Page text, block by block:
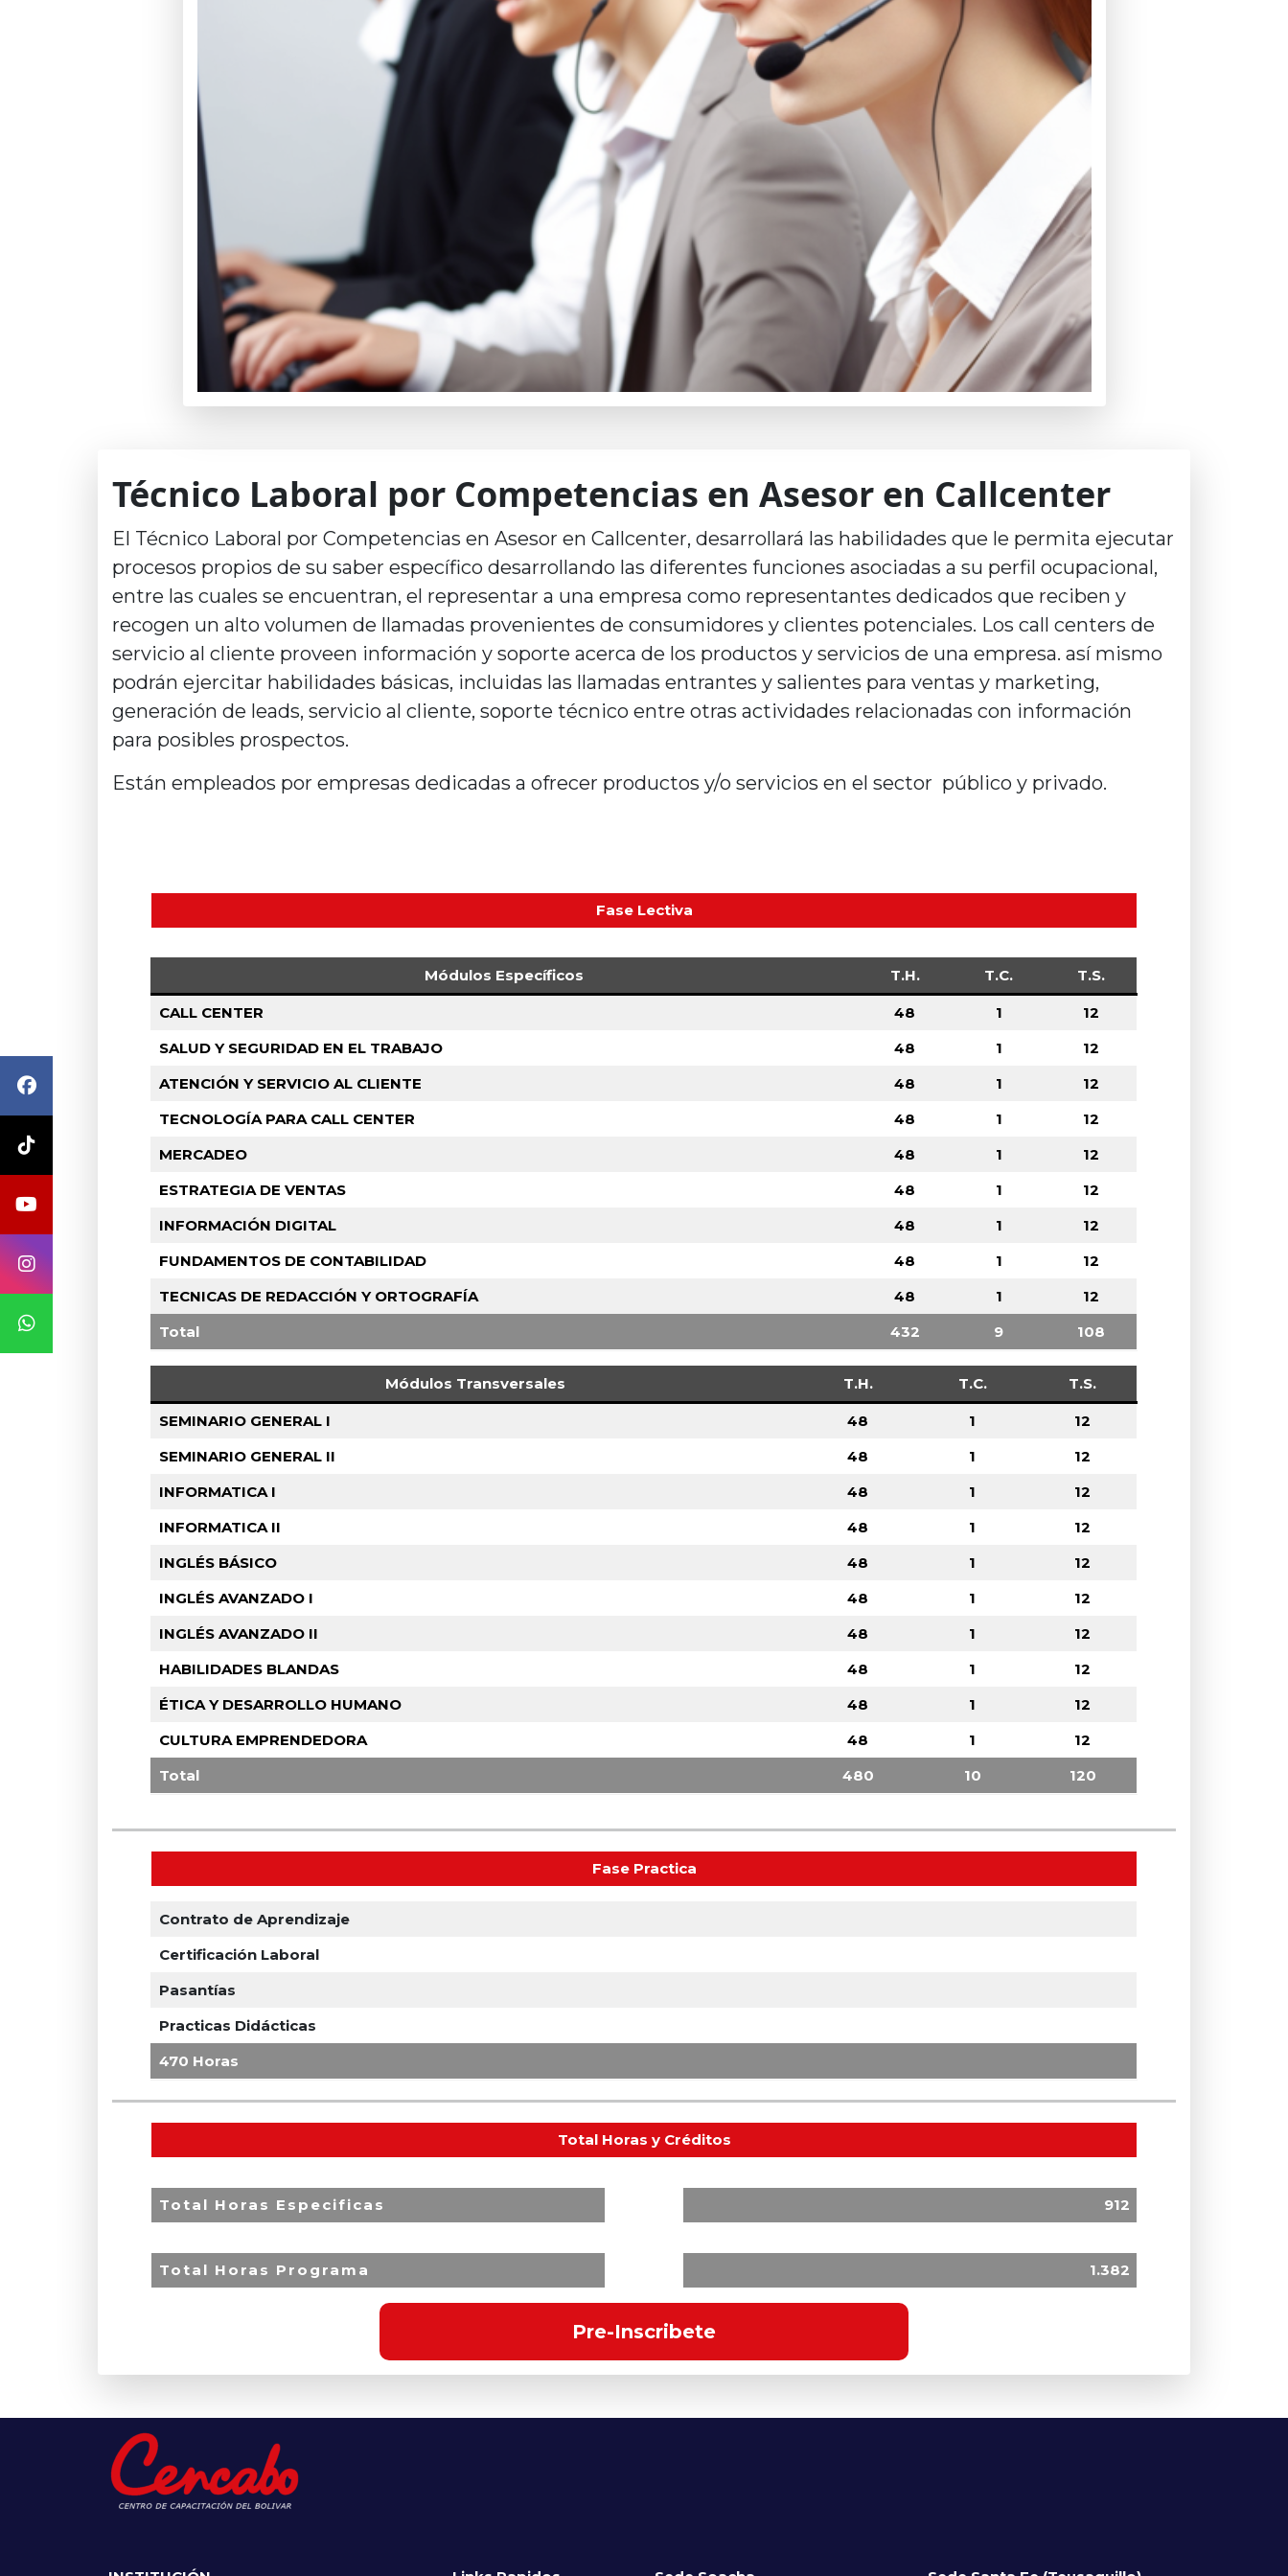
Técnico Laboral por Competencias en Asesor en Callcenter
El Técnico Laboral por Competencias en Asesor en Callcenter, desarrollará las habilidades que le permita ejecutar
procesos propios de su saber específico desarrollando las diferentes funciones asociadas a su perfil ocupacional,
entre las cuales se encuentran, el representar a una empresa como representantes dedicados que reciben y
recogen un alto volumen de llamadas provenientes de consumidores y clientes potenciales. Los call centers de
servicio al cliente proveen información y soporte acerca de los productos y servicios de una empresa. así mismo
podrán ejercitar habilidades básicas, incluidas las llamadas entrantes y salientes para ventas y marketing,
generación de leads, servicio al cliente, soporte técnico entre otras actividades relacionadas con información
para posibles prospectos.
Están empleados por empresas dedicadas a ofrecer productos y/o servicios en el sector público y privado.
Fase Lectiva
Módulos Específicos T.H. T.C. T.S.
CALL CENTER 48 1
12
SALUD Y SEGURIDAD EN EL TRABAJO
48 1
12
ATENCIÓN Y SERVICIO AL CLIENTE
48 1
12
TECNOLOGÍA PARA CALL CENTER
48 1
12
MERCADEO
48 1
12
ESTRATEGIA DE VENTAS
48 1
12
INFORMACIÓN DIGITAL
48 1
12
FUNDAMENTOS DE CONTABILIDAD
48 1
12
TECNICAS DE REDACCIÓN Y ORTOGRAFÍA
48 1
12
Total
432 9 108
Módulos Transversales T.H. T.C. T.S.
SEMINARIO GENERAL I 48 1
12
SEMINARIO GENERAL II
48 1
12
INFORMATICA I
48 1
12
INFORMATICA II
48 1
12
INGLÉS BÁSICO
48 1
12
INGLÉS AVANZADO I
48 1
12
INGLÉS AVANZADO II
48 1
12
HABILIDADES BLANDAS
48 1
12
ÉTICA Y DESARROLLO HUMANO
48 1
12
CULTURA EMPRENDEDORA
48 1
12
Total
480 10 120
Fase Practica
Contrato de Aprendizaje
Certificación Laboral
Pasantías
Practicas Didácticas
470 Horas
Total Horas y Créditos
Total Horas Especificas 912
Total Horas Programa 1.382
Pre-Inscribete